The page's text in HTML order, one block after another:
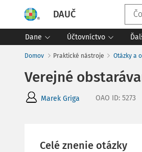
DAUČ
Dane Účtovníctvo
Domov Praktické nástroje Otázky a
Verejné
Marek Griga OAO ID: 5273
Celé znenie otázky